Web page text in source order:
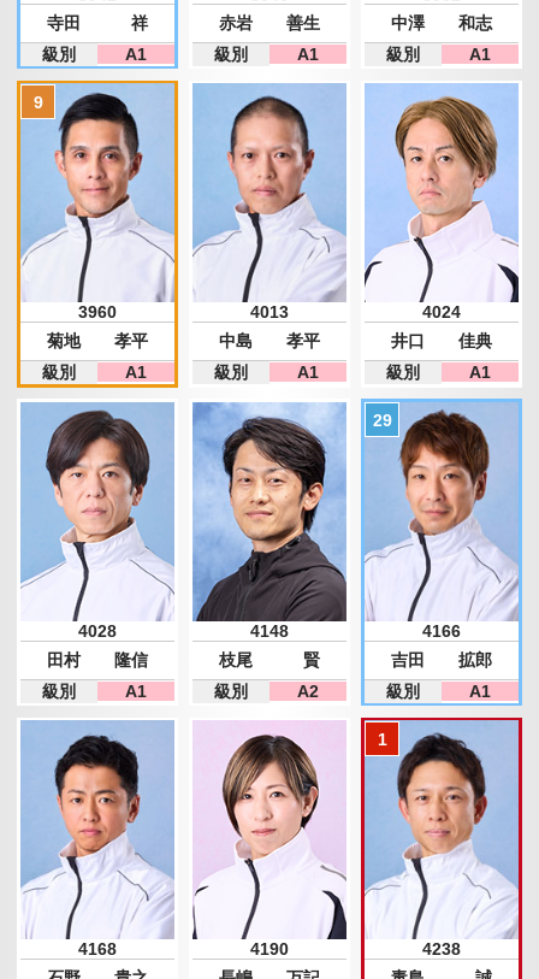
寺田 祥
級別
A1
赤岩 善生
級別
A1
中澤 和志
級別
A1
3960
菊地 孝平
級別
A1
4013
中島 孝平
級別
A1
4024
井口 佳典
級別
A1
4028
田村 隆信
級別
A1
4148
枝尾 賢
級別
A2
4166
吉田 拡郎
級別
A1
4168
4190
4238